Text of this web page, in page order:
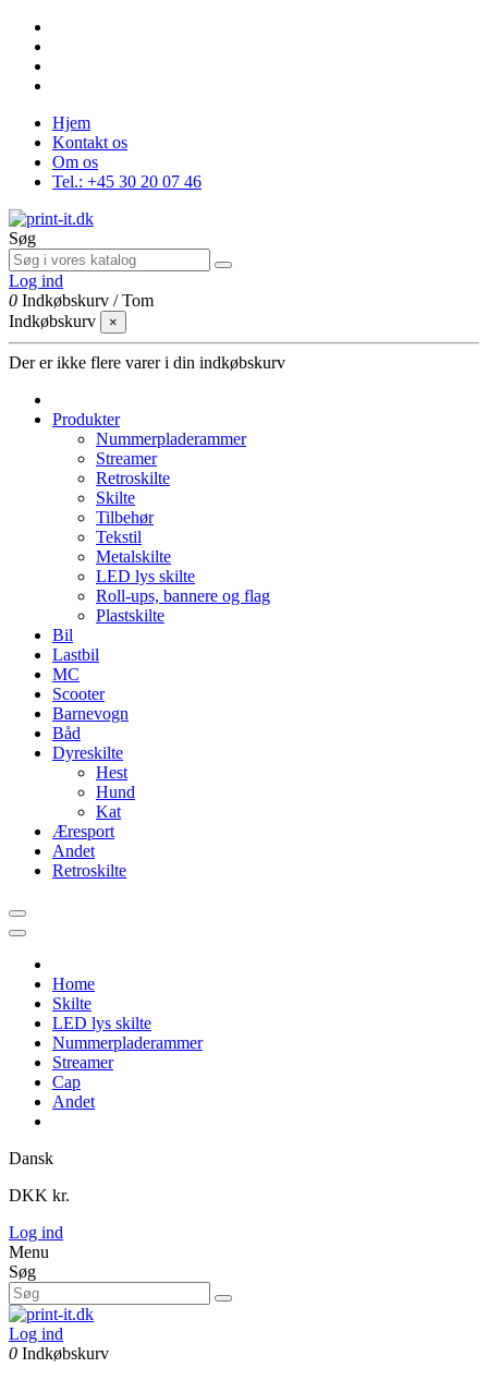
Hjem
Kontakt os
Om os
Tel.: +45 30 20 07 46
Søg
Log ind
0 Indkøbskurv /Tom
Indkøbskurv
×
Der er ikke flere varer i din indkøbskurv
Produkter
Nummerpladerammer
Streamer
Retroskilte
Skilte
Tilbehør
Tekstil
Metalskilte
LED lys skilte
Roll-ups, bannere og flag
Plastskilte
Bil
Lastbil
MC
Scooter
Barnevogn
Båd
Dyreskilte
Hest
Hund
Kat
Æresport
Andet
Retroskilte
Home
Skilte
LED lys skilte
Nummerpladerammer
Streamer
Cap
Andet
Dansk
DKK kr.
Log ind
Menu
Søg
Log ind
0 Indkøbskurv